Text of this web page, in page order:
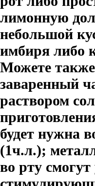
лимонную
небольшой
имбиря либо
Можете
заваренный
раствором
будет нужна
(1ч.л.);
во рту